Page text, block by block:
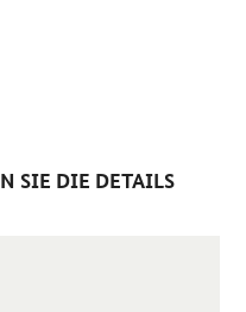
SIE DIE DETAILS